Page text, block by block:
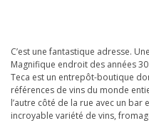
C’est une fantastique adresse.
Magnifique endroit des années
Teca est un entrepôt-boutique
références de vins du monde
l’autre côté de la rue avec un bar
incroyable variété de vins,